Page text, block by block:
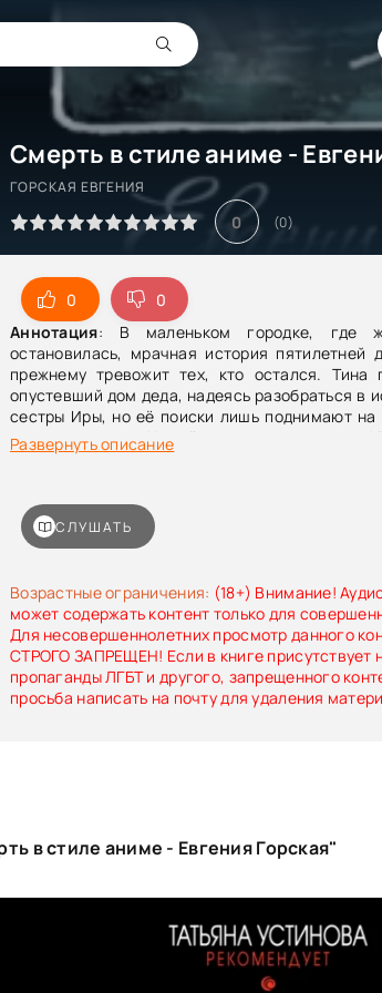
ГОРСКАЯ ЕВГЕНИЯ
0 (0)
0
0
Аннотация: В маленьком городке, где
остановилась, мрачная история пятилетней
прежнему тревожит тех, кто остался. Тина
опустевший дом деда, надеясь разобраться в
сестры Иры, но её поиски лишь поднимают на
давно скрытое. На её пути оказывается
женщины, погибшей в тот самый день.
ошибка может стоить жизни: тот, кто
убийство, не остановится ни перед чем, лишь
вышла наружу. И всё же среди страха, старых
способное изменить всё…Книги этой серии
особым выбором — их советует сама Татьяна
из ключевых фигур отечественной
Благодаря сильному авторскому стилю и
выходящих под знаком «Татьяна Устинова
серия быстро завоевала интерес широкой
аудитории.
Развернуть описание
Возрастные ограничения: (18+) Внимание!
может содержать контент только для
Для несовершеннолетних просмотр данного
СТРОГО ЗАПРЕЩЕН! Если в книге присутствует
пропаганды ЛГБТ и другого, запрещенного
просьба написать на почту для удаления
СЛУШАТЬ
в стиле аниме - Евгения Горская"